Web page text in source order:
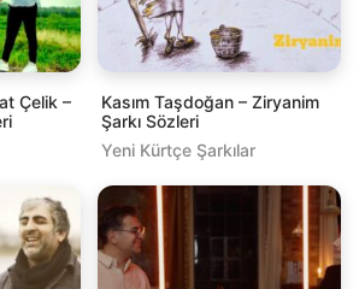
Çelik –
Kasım Taşdoğan – Ziryanim
Şarkı Sözleri
Yeni Kürtçe Şarkılar